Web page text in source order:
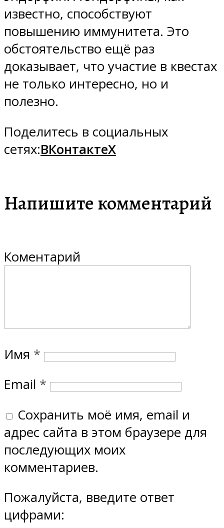
известно, способствуют
повышению иммунитета. Это
обстоятельство ещё раз
доказывает, что участие в квестах
не только интересно, но и
полезно.
Поделитесь в социальных
сетях:ВКонтактеX
Напишите комментарий
Коментарий
Имя *
Email *
Сохранить моё имя, email и
адрес сайта в этом браузере для
последующих моих
комментариев.
Пожалуйста, введите ответ
цифрами: